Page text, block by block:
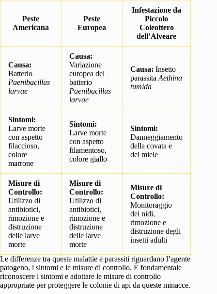
Peste
Americana
Peste
Europea
Infestazione da
Piccolo
Coleottero
dell’Alveare
Causa:
Batterio
Paenibacillus
larvae
Causa:
Variazione
europea del
batterio
Paenibacillus
larvae
Causa: Insetto
parassita Aethina
tumida
Sintomi:
Larve morte
con aspetto
filaccioso,
colore
marrone
Sintomi:
Larve morte
con aspetto
filamentoso,
colore giallo
Sintomi:
Danneggiamento
della covata e
del miele
Misure di
Controllo:
Utilizzo di
antibiotici,
rimozione e
distruzione
delle larve
morte
Misure di
Controllo:
Utilizzo di
antibiotici,
rimozione e
distruzione
delle larve
morte
Misure di
Controllo:
Monitoraggio
dei nidi,
rimozione e
distruzione degli
insetti adulti
Le differenze tra queste malattie e parassiti riguardano l’agente
patogeno, i sintomi e le misure di controllo. È fondamentale
riconoscere i sintomi e adottare le misure di controllo
appropriate per proteggere le colonie di api da queste minacce.